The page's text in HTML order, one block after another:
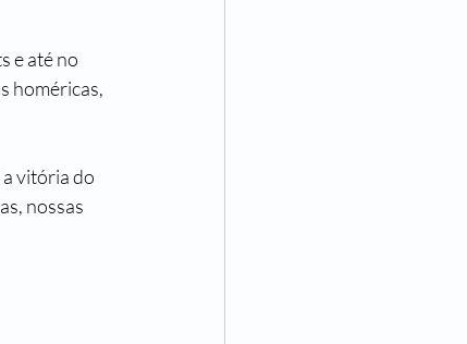
e até no
homéricas,
vitória do
nossas